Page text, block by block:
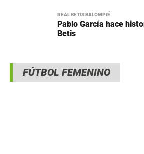
REAL BETIS BALOMPIÉ
Pablo García hace
Betis
FÚTBOL FEMENINO